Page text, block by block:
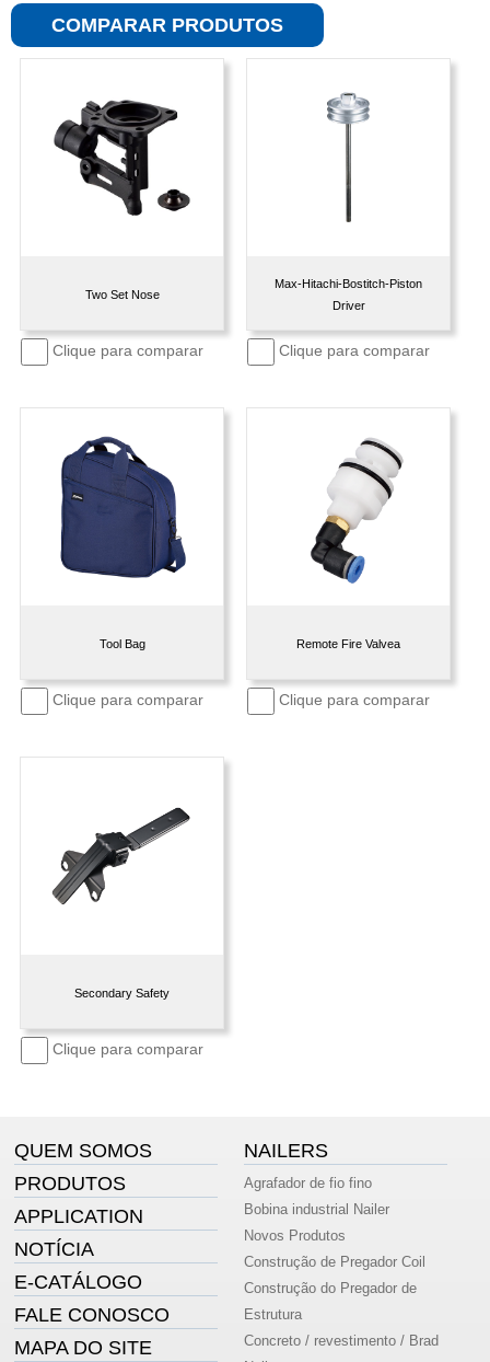
COMPARAR PRODUTOS
Clique para comparar
Two Set Nose
Clique para comparar
Max-Hitachi-Bostitch-Piston
Driver
Clique para comparar
Tool Bag
Clique para comparar
Remote Fire Valvea
Clique para comparar
Secondary Safety
QUEM SOMOS
PRODUTOS
APPLICATION
NOTÍCIA
E-CATÁLOGO
FALE CONOSCO
MAPA DO SITE
NAILERS
Agrafador de fio fino
Bobina industrial Nailer
Novos Produtos
Construção de Pregador Coil
Construção do Pregador de
Estrutura
Concreto / revestimento / Brad